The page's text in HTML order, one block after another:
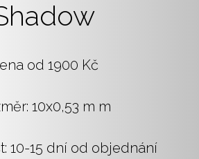
od 1900 Kč
10x0,53 m m
10-15 dní od objednání